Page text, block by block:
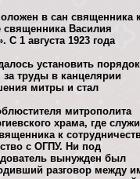
в сан священника
священника Василия
1 августа 1923 года
установить
труды в канцелярии
митры и стал
митрополита
храма, где
к
с ОГПУ. Ни под
вынужден был
разговор между